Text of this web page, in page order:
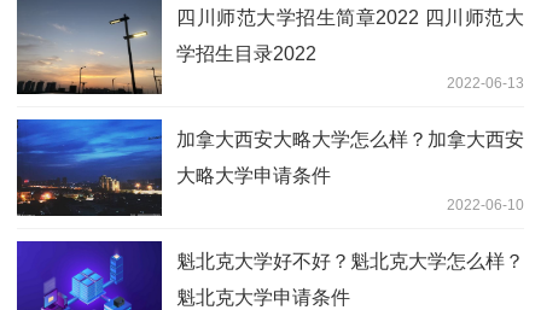
四川师范大学招生简章2022 四川师范大
学招生目录2022
2022-06-13
加拿大西安大略大学怎么样？加拿大西安
大略大学申请条件
2022-06-10
魁北克大学好不好？魁北克大学怎么样？
魁北克大学申请条件